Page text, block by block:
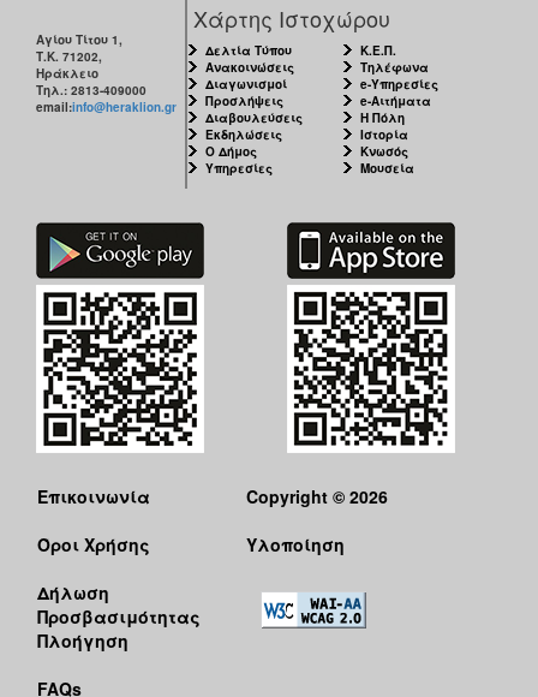
Αγίου Τίτου 1,
Τ.Κ. 71202,
Ηράκλειο
Τηλ.: 2813-409000
email:info@heraklion.gr
Χάρτης Ιστοχώρου
Δελτία Τύπου
Ανακοινώσεις
Διαγωνισμοί
Προσλήψεις
Διαβουλεύσεις
Εκδηλώσεις
Ο Δήμος
Υπηρεσίες
Κ.Ε.Π.
Τηλέφωνα
e-Υπηρεσίες
e-Αιτήματα
Η Πόλη
Ιστορία
Κνωσός
Μουσεία
Επικοινωνία
Όροι Χρήσης
Δήλωση
Προσβασιμότητας
Πλοήγηση
FAQs
Copyright © 2026
Υλοποίηση